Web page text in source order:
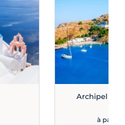
Archipel du
à partir